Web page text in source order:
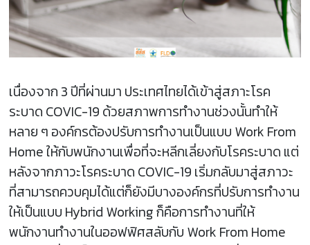
เนื่องจาก 3 ปีที่ผ่านมา ประเทศไทยได้เข้าสู่สภาะโรค
ระบาด COVIC-19 ด้วยสภาพการทำงานช่วงนั้นทำให้
หลาย ๆ องค์กรต้องปรับการทำงานเป็นแบบ Work From
Home ให้กับพนักงานเพื่อที่จะหลีกเลี่ยงกับโรคระบาด แต่
หลังจากภาวะโรคระบาด COVIC-19 เริ่มกลับมาสู่สภาวะ
ที่สามารถควบคุมได้แต่ก็ยังมีบางองค์กรที่ปรับการทำงาน
ให้เป็นแบบ Hybrid Working ก็คือการทำงานที่ให้
พนักงานทำงานในออฟฟิศสลับกับ Work From Home